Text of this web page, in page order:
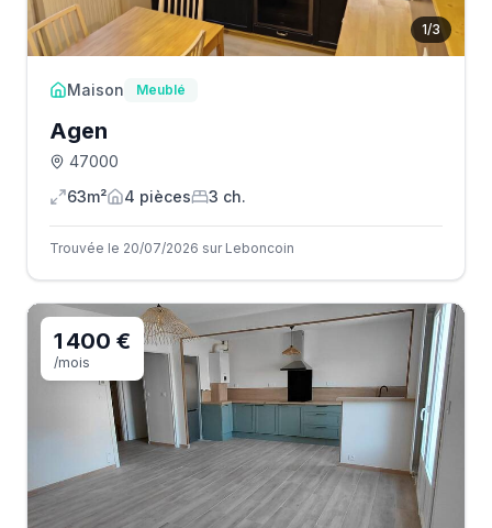
1/3
Maison Meublé
Agen
47000
63m²
4 pièces 3 ch.
Trouvée le 20/07/2026 sur Leboncoin
1 400 €
/mois